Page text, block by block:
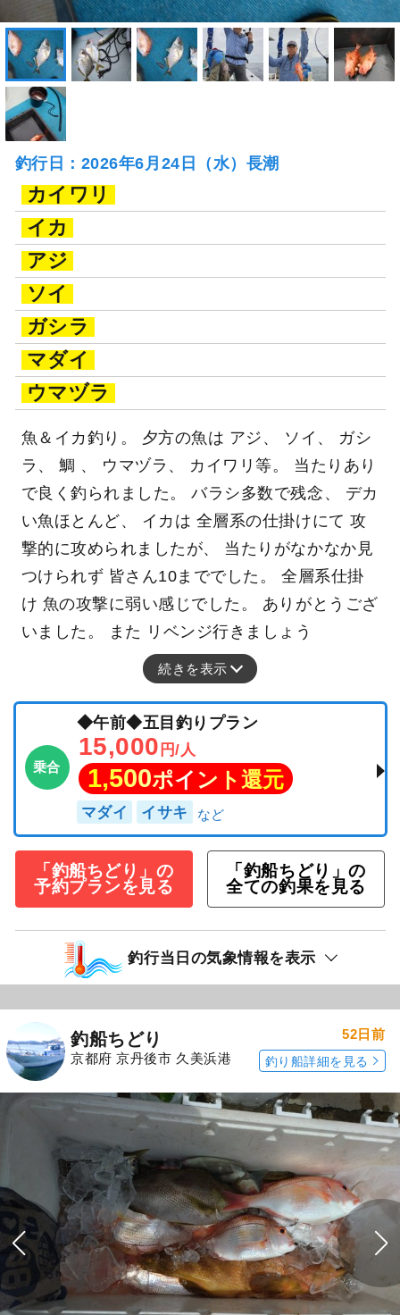
釣行日：2026年6月24日（水）長潮
カイワリ
イカ
アジ
ソイ
ガシラ
マダイ
ウマヅラ
魚＆イカ釣り。 夕方の魚は アジ、 ソイ、 ガシ
ラ、 鯛 、 ウマヅラ、 カイワリ等。 当たりあり
で良く釣られました。 バラシ多数で残念、 デカ
い魚ほとんど、 イカは 全層系の仕掛けにて 攻
撃的に攻められましたが、 当たりがなかなか見
つけられず 皆さん10まででした。 全層系仕掛
け 魚の攻撃に弱い感じでした。 ありがとうござ
いました。 また リベンジ行きましょう
続きを表示
乗合
◆午前◆五目釣りプラン
15,000 円/人
1,500ポイント還元
マダイ イサキ
「釣船ちどり」の
予約プランを見る
「釣船ちどり」の
全ての釣果を見る
釣行当日の気象情報を表示
釣船ちどり
京都府 京丹後市 久美浜港
52日前
釣り船詳細を見る